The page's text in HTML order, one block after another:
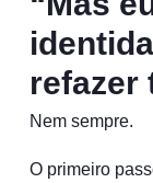
refazer
Nem sempre.
O primeiro